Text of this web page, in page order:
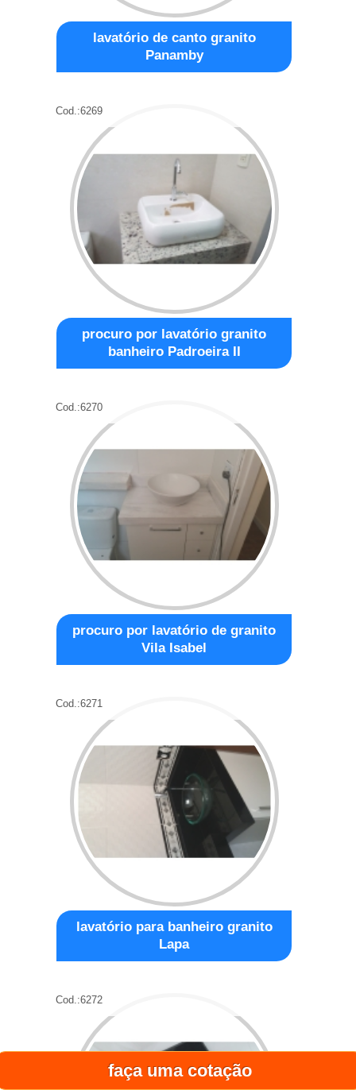
faça uma cotação
lavatório de canto granito
Panamby
Cod.:6269
procuro por lavatório granito
banheiro Padroeira II
Cod.:6270
procuro por lavatório de granito
Vila Isabel
Cod.:6271
lavatório para banheiro granito
Lapa
Cod.:6272